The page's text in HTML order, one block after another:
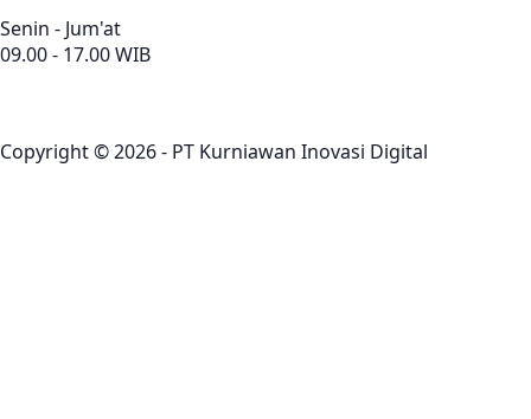
Senin - Jum'at
09.00 - 17.00 WIB
Copyright © 2026 - PT Kurniawan Inovasi Digital